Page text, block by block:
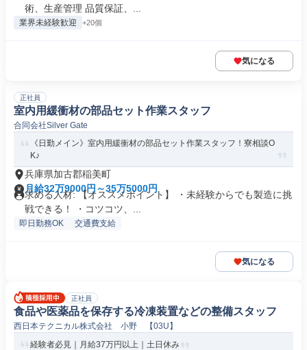
術、生産管理 品質保証、...
業界未経験歓迎 +20個
気になる
正社員
室内用緩衝材の部品セット作業スタッフ
合同会社Silver Gate
《日勤メイン》室内用緩衝材の部品セット作業スタッフ！寮相談O
K♪
兵庫県加古郡稲美町
月給32万9000円～35万5000円
求める人材: 【オススメポイント】 ・未経験からでも製造に挑
戦できる！ ・コツコツ、...
即日勤務OK 交通費支給
気になる
正社員
食品や医薬品を保存する冷凍装置などの整備スタッフ
西日本テクニカル株式会社 小野 【03U】
経験者必見｜月給37万円以上｜土日休み